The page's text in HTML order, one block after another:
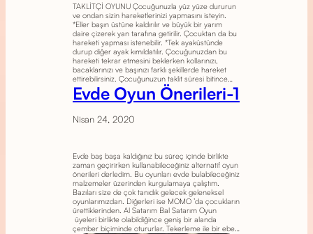
TAKLİTÇİ OYUNU Çocuğunuzla yüz yüze dururun
ve ondan sizin hareketlerinizi yapmasını isteyin.
*Eller başın üstüne kaldırılır ve büyük bir yarım
daire çizerek yan tarafına getirilir. Çocuktan da bu
hareketi yapması istenebilir. *Tek ayaküstünde
durup diğer ayak kımıldatılır. Çocuğunuzdan bu
hareketi tekrar etmesini beklerken kollarınızı,
bacaklarınızı ve başınızı farklı şekillerde hareket
ettirebilirsiniz. Çocuğunuzun taklit süresi bitince…
Evde Oyun Önerileri-1
Nisan 24, 2020
Evde baş başa kaldığınız bu süreç içinde birlikte
zaman geçirirken kullanabileceğiniz alternatif oyun
önerileri derledim. Bu oyunları evde bulabileceğiniz
malzemeler üzerinden kurgulamaya çalıştım.
Bazıları size de çok tanıdık gelecek geleneksel
oyunlarımızdan. Diğerleri ise MOMO ’da çocukların
ürettiklerinden. Al Satarım Bal Satarım Oyun
üyeleri birlikte olabildiğince geniş bir alanda
çember biçiminde otururlar. Tekerleme ile bir ebe…